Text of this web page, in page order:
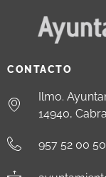
CONTACTO
Ilmo.
14940,
957 52 00 50